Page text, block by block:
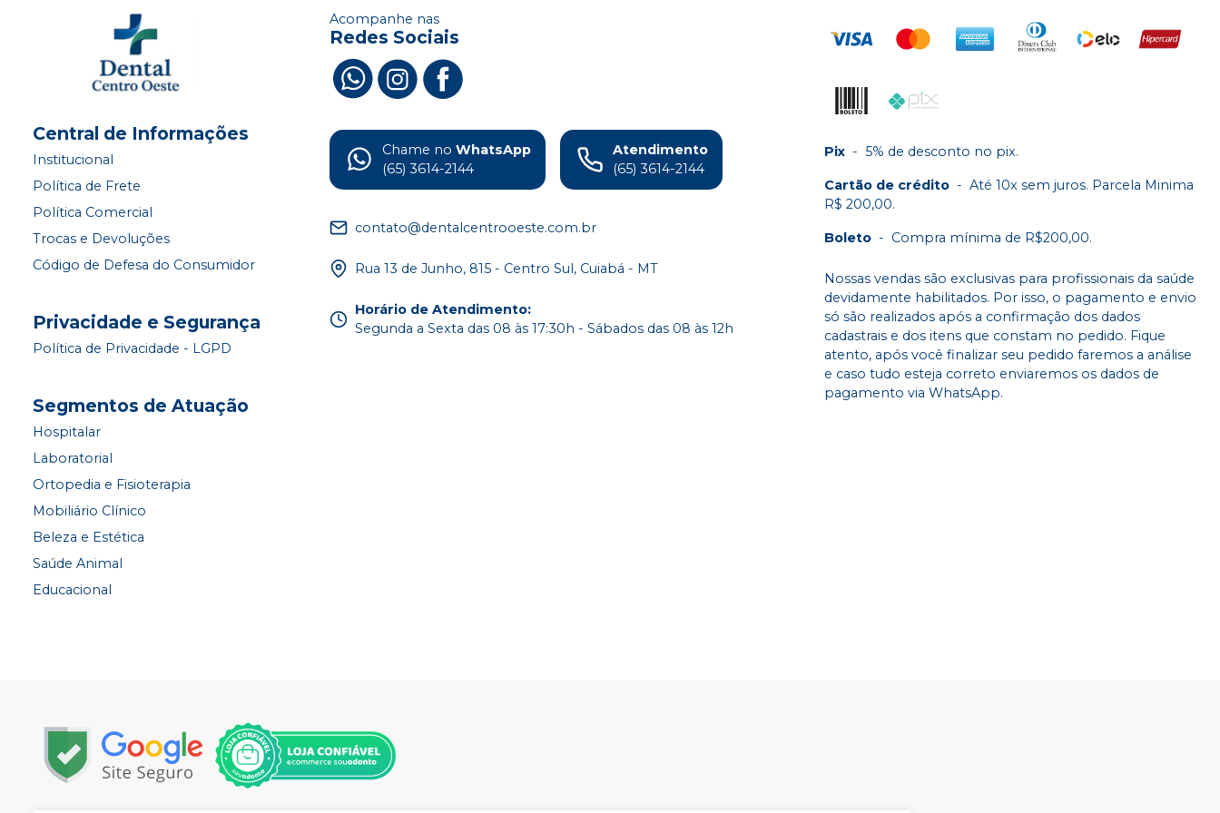
Central de Informações
Institucional
Política de Frete
Política Comercial
Trocas e Devoluções
Código de Defesa do Consumidor
Privacidade e Segurança
Política de Privacidade - LGPD
Segmentos de Atuação
Hospitalar
Laboratorial
Ortopedia e Fisioterapia
Mobiliário Clínico
Beleza e Estética
Saúde Animal
Educacional
Acompanhe nas
Redes Sociais
Chame no WhatsApp
(65) 3614-2144
Atendimento
(65) 3614-2144
contato@dentalcentrooeste.com.br
Rua 13 de Junho, 815 - Centro Sul, Cuiabá - MT
Horário de Atendimento:
Segunda a Sexta das 08 às 17:30h - Sábados das 08 às 12h
Pix - 5% de desconto no pix.
Cartão de crédito - Até 10x sem juros. Parcela Minima
R$ 200,00.
Boleto - Compra mínima de R$200,00.
Nossas vendas são exclusivas para profissionais da saúde
devidamente habilitados. Por isso, o pagamento e envio
só são realizados após a confirmação dos dados
cadastrais e dos itens que constam no pedido. Fique
atento, após você finalizar seu pedido faremos a análise
e caso tudo esteja correto enviaremos os dados de
pagamento via WhatsApp.